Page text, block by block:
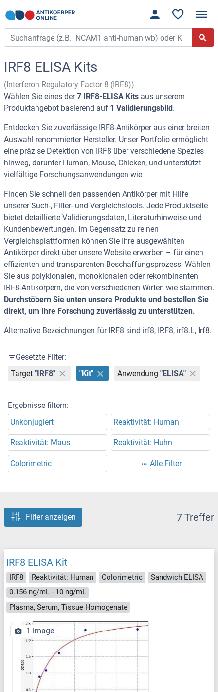
IRF8 ELISA Kits
(Interferon Regulatory Factor 8 (IRF8))
Wählen Sie eines der7 IRF8-ELISA Kits aus unserem
Produktangebot basierend auf 1 Validierungsbild .
Entdecken Sie zuverlässige IRF8-Antikörper aus einer breiten
Auswahl renommierter Hersteller. Unser Portfolio ermöglicht
eine präzise Detektion von IRF8 über verschiedene Spezies
hinweg, darunter Human, Mouse, Chicken, und unterstützt
vielfältige Forschungsanwendungen wie .
Finden Sie schnell den passenden Antikörper mit Hilfe
unserer Such-, Filter- und Vergleichstools. Jede Produktseite
bietet detaillierte Validierungsdaten, Literaturhinweise und
Kundenbewertungen. Im Gegensatz zu reinen
Vergleichsplattformen können Sie Ihre ausgewählten
Antikörper direkt über unsere Website erwerben – für einen
effizienten und transparenten Beschaffungsprozess. Wählen
Sie aus polyklonalen, monoklonalen oder rekombinanten
IRF8-Antikörpern, die von verschiedenen Wirten wie stammen.
Durchstöbern Sie unten unsere Produkte und bestellen Sie
direkt, um Ihre Forschung zuverlässig zu unterstützen.
Alternative Bezeichnungen für IRF8 sind irf8, IRF8, irf8.L, Irf8.
Gesetzte Filter:
Target "IRF8" "Kit" Anwendung "ELISA"
Ergebnisse filtern:
Unkonjugiert
Reaktivität: Human
Reaktivität: Maus Reaktivität: Huhn
Colorimetric Alle Filter
Filter anzeigen 7 Treffer
IRF8 ELISA Kit
IRF8 Reaktivität: Human Colorimetric
Sandwich ELISA
0.156 ng/mL - 10 ng/mL
Plasma, Serum, Tissue Homogenate
1 image